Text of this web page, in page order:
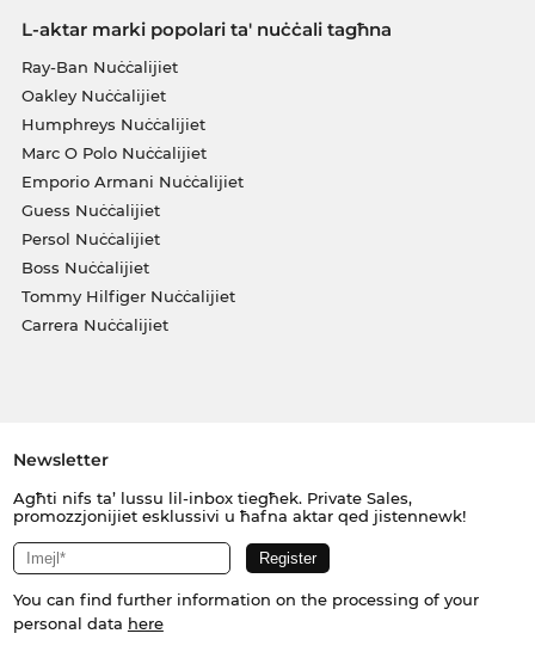
L-aktar marki popolari ta' nuċċali tagħna
Ray-Ban Nuċċalijiet
Oakley Nuċċalijiet
Humphreys Nuċċalijiet
Marc O Polo Nuċċalijiet
Emporio Armani Nuċċalijiet
Guess Nuċċalijiet
Persol Nuċċalijiet
Boss Nuċċalijiet
Tommy Hilfiger Nuċċalijiet
Carrera Nuċċalijiet
Newsletter
Agħti nifs ta’ lussu lil-inbox tiegħek. Private Sales,
promozzjonijiet esklussivi u ħafna aktar qed jistennewk!
You can find further information on the processing of your
personal data here